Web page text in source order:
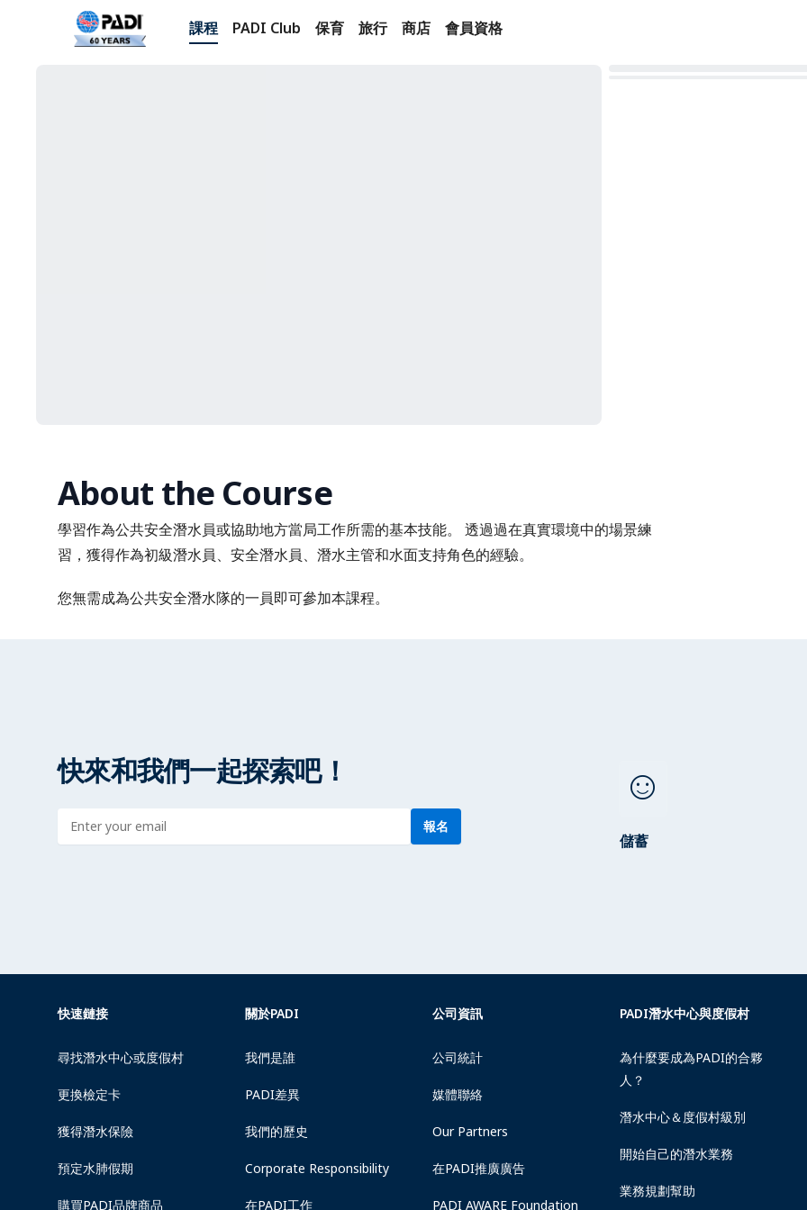
課程 PADI Club 保育 旅行 商店 會員資格
About the Course
學習作為公共安全潛水員或協助地方當局工作所需的基本技能。 透過過在真實環境中的場景練
習，獲得作為初級潛水員、安全潛水員、潛水主管和水面支持角色的經驗。
您無需成為公共安全潛水隊的一員即可參加本課程。
快來和我們一起探索吧！
Enter address 報名
sentiment_satisfied
儲蓄
快速鏈接
尋找潛水中心或度假村
更換檢定卡
獲得潛水保險
預定水肺假期
購買PADI品牌商品
關於PADI
我們是誰
PADI差異
我們的歷史
Corporate Responsibility
在PADI工作
公司資訊
公司統計
媒體聯絡
Our Partners
在PADI推廣廣告
PADI AWARE Foundation
PADI潛水中心與度假村
為什麼要成為PADI的合夥
人？
潛水中心＆度假村級別
開始自己的潛水業務
業務規劃幫助